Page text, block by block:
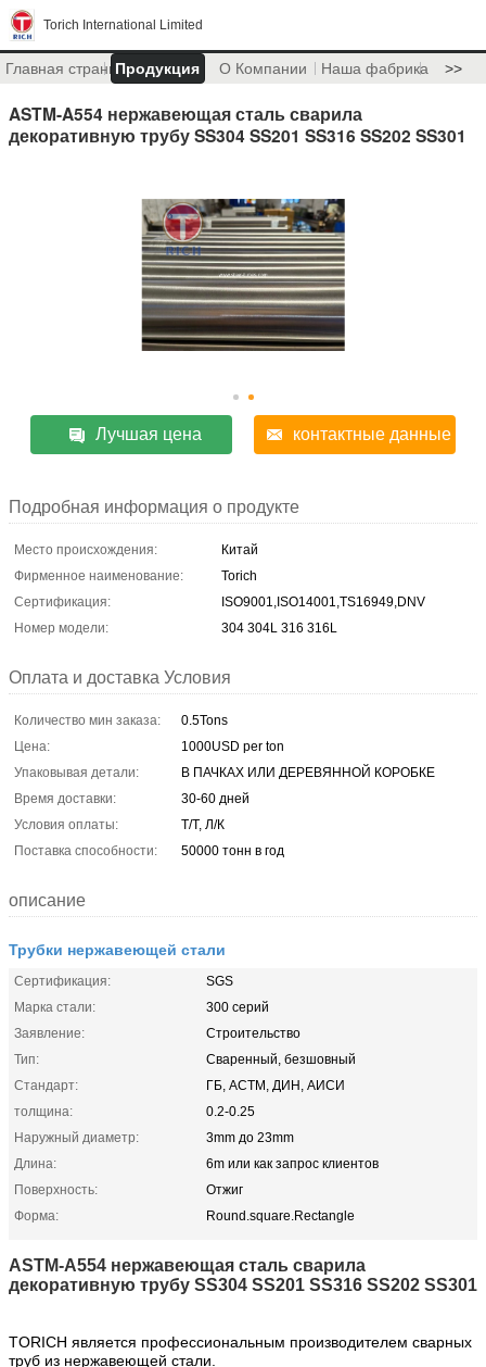
Torich International Limited
Главная страницаПродукция О Компании Наша фабрика >>
ASTM-A554 нержавеющая сталь сварила
декоративную трубу SS304 SS201 SS316 SS202 SS301
Лучшая цена контактные данные
Подробная информация о продукте
Место происхождения:
Китай
Фирменное наименование:
Torich
Сертификация:
ISO9001,ISO14001,TS16949,DNV
Номер модели:
304 304L 316 316L
Оплата и доставка Условия
Количество мин заказа:
0.5Tons
Цена:
1000USD per ton
Упаковывая детали:
В ПАЧКАХ ИЛИ ДЕРЕВЯННОЙ КОРОБКЕ
Время доставки:
30-60 дней
Условия оплаты:
Т/Т, Л/К
Поставка способности:
50000 тонн в год
описание
Трубки нержавеющей стали
Сертификация:
SGS
Марка стали:
300 серий
Заявление:
Строительство
Тип:
Сваренный, безшовный
Стандарт:
ГБ, АСТМ, ДИН, АИСИ
толщина:
0.2-0.25
Наружный диаметр:
3mm до 23mm
Длина:
6m или как запрос клиентов
Поверхность:
Отжиг
Форма:
Round.square.Rectangle
ASTM-A554 нержавеющая сталь сварила
декоративную трубу SS304 SS201 SS316 SS202 SS301
TORICH является профессиональным производителем сварных
труб из нержавеющей стали.